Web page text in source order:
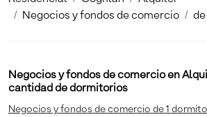
Negocios y fondos de comercio
Negocios y fondos de comercio en
cantidad de dormitorios
Negocios y fondos de comercio de 1